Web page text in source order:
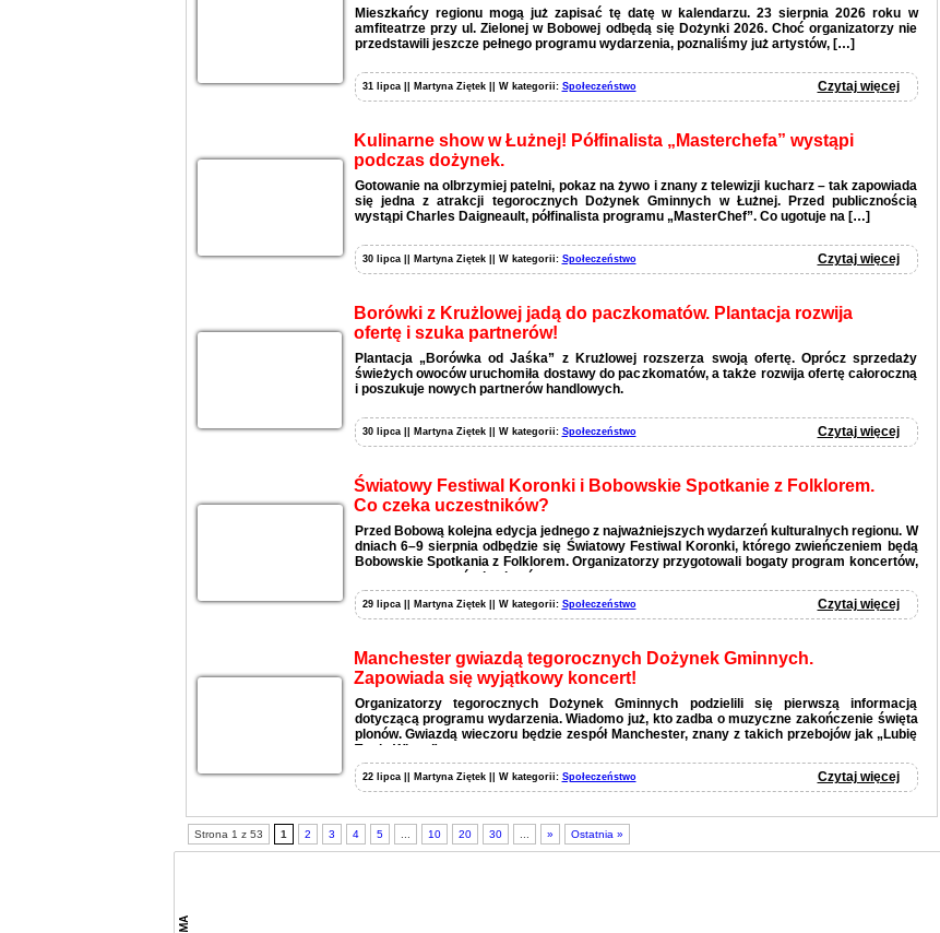
Mieszkańcy regionu mogą już zapisać tę datę w kalendarzu. 23 sierpnia 2026 roku w
amfiteatrze przy ul. Zielonej w Bobowej odbędą się Dożynki 2026. Choć organizatorzy nie
przedstawili jeszcze pełnego programu wydarzenia, poznaliśmy już artystów, […]
31 lipca || Martyna Ziętek || W kategorii: Społeczeństwo Czytaj więcej
Kulinarne show w Łużnej! Półfinalista „Masterchefa” wystąpi
podczas dożynek.
Gotowanie na olbrzymiej patelni, pokaz na żywo i znany z telewizji kucharz – tak zapowiada
się jedna z atrakcji tegorocznych Dożynek Gminnych w Łużnej. Przed publicznością
wystąpi Charles Daigneault, półfinalista programu „MasterChef”. Co ugotuje na […]
30 lipca || Martyna Ziętek || W kategorii: Społeczeństwo Czytaj więcej
Borówki z Krużlowej jadą do paczkomatów. Plantacja rozwija
ofertę i szuka partnerów!
Plantacja „Borówka od Jaśka” z Krużlowej rozszerza swoją ofertę. Oprócz sprzedaży
świeżych owoców uruchomiła dostawy do paczkomatów, a także rozwija ofertę całoroczną
i poszukuje nowych partnerów handlowych.
30 lipca || Martyna Ziętek || W kategorii: Społeczeństwo Czytaj więcej
Światowy Festiwal Koronki i Bobowskie Spotkanie z Folklorem.
Co czeka uczestników?
Przed Bobową kolejna edycja jednego z najważniejszych wydarzeń kulturalnych regionu. W
dniach 6–9 sierpnia odbędzie się Światowy Festiwal Koronki, którego zwieńczeniem będą
Bobowskie Spotkania z Folklorem. Organizatorzy przygotowali bogaty program koncertów,
wystaw, warsztatów i pokazów.
29 lipca || Martyna Ziętek || W kategorii: Społeczeństwo Czytaj więcej
Manchester gwiazdą tegorocznych Dożynek Gminnych.
Zapowiada się wyjątkowy koncert!
Organizatorzy tegorocznych Dożynek Gminnych podzielili się pierwszą informacją
dotyczącą programu wydarzenia. Wiadomo już, kto zadba o muzyczne zakończenie święta
plonów. Gwiazdą wieczoru będzie zespół Manchester, znany z takich przebojów jak „Lubię
Twoje Włosy”.
22 lipca || Martyna Ziętek || W kategorii: Społeczeństwo Czytaj więcej
Strona 1 z 53 1 2 3 4 5 10 20 30 » Ostatnia »